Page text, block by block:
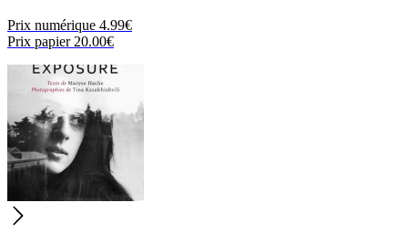
Prix numérique 4.99€
Prix papier20.00€